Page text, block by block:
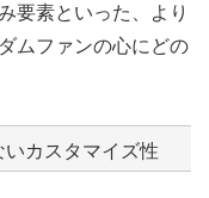
要素といった、より
ムファンの心にどの
いカスタマイズ性